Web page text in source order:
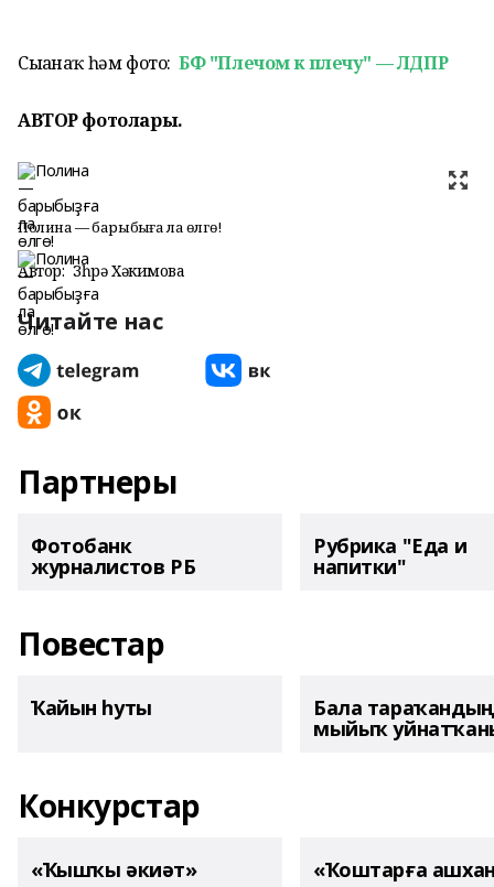
Сығанаҡ һәм фото:БФ "Плечом к плечу" — ЛДПР
АВТОР фотолары.
Полина — барыбыҙға ла өлгө!
Автор: Зөһрә Хәкимова
Читайте нас
Партнеры
Фотобанк
журналистов РБ
Рубрика "Еда и
напитки"
Повестар
Ҡайын һуты Бала тараҡандың
мыйыҡ
Конкурстар
«Ҡышҡы әкиәт» «Ҡоштарға